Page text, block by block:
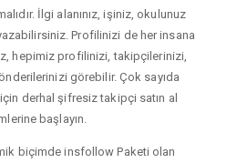
İlgi alanınız, işiniz, okulunuz
Profilinizi de her insana
hepimiz profilinizi, takipçilerinizi,
görebilir. Çok sayıda
derhal şifresiz takipçi satın al
başlayın.
biçimde insfollow Paketi olan